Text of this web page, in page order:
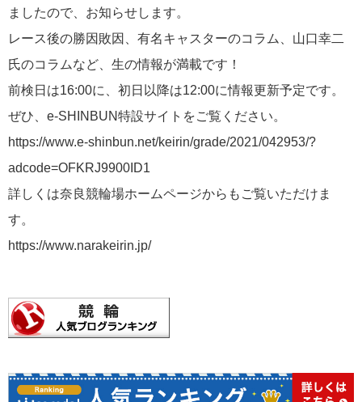
ましたので、お知らせします。
レース後の勝因敗因、有名キャスターのコラム、山口幸二
氏のコラムなど、生の情報が満載です！
前検日は16:00に、初日以降は12:00に情報更新予定です。
ぜひ、e-SHINBUN特設サイトをご覧ください。
https://www.e-shinbun.net/keirin/grade/2021/042953/?
adcode=OFKRJ9900ID1
詳しくは奈良競輪場ホームページからもご覧いただけま
す。
https://www.narakeirin.jp/